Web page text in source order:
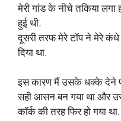
मेरी गांड के नीचे तकिया
हुई थी.
दूसरी तरफ मेरे टॉप ने मेरे
दिया था.
इस कारण मैं उसके धक्के देने पर
सही आसन बन गया था और
कॉर्क की तरह फिर हो गया